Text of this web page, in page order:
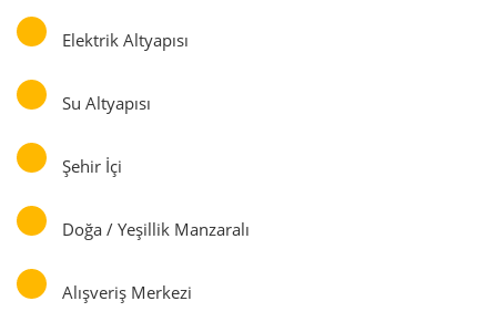
Elektrik Altyapısı
Su Altyapısı
Şehir İçi
Doğa / Yeşillik Manzaralı
Alışveriş Merkezi